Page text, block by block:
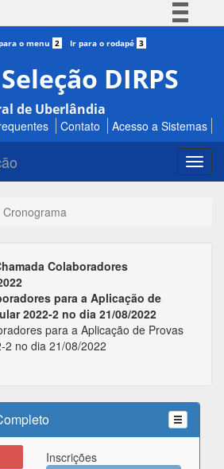
Simplifique!
Participe
Acesso à informação
Legislação
o menu 2 Ir para o rodapé 3
DIRPS
de Uberlândia
Contato Acesso a Sistemas
Cronograma
Colaboradores
para a Aplicação de
2022-2 no dia 21/08/2022
para a Aplicação de Provas
2 no dia 21/08/2022
Inscrições